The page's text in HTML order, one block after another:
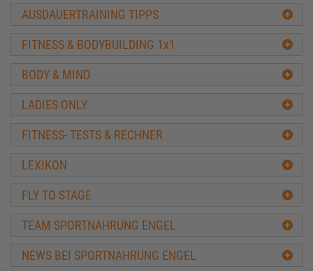
Serge Nubret Professional-Training
Training in der Bodybuilding Off-Season
Ernährung & Training Masseaufbau
Muskelaufbau mit über 40
Full-Body-Training
Minimalist Trainingsplan
Muskelfaser Training
Diät & Fettabbau
Kraftaufbau
Verbesserung einzelner Muskelgruppen
Heimtraining
AUSDAUERTRAINING TIPPS
FITNESS & BODYBUILDING 1x1
BODY & MIND
LADIES ONLY
FITNESS- TESTS & RECHNER
LEXIKON
FLY TO STAGE
TEAM SPORTNAHRUNG ENGEL
NEWS BEI SPORTNAHRUNG ENGEL